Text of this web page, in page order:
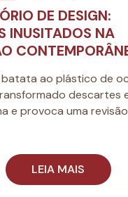
DE DESIGN:
INUSITADOS NA
ao plástico de
descartes
e provoca uma revisão
LEIA MAIS